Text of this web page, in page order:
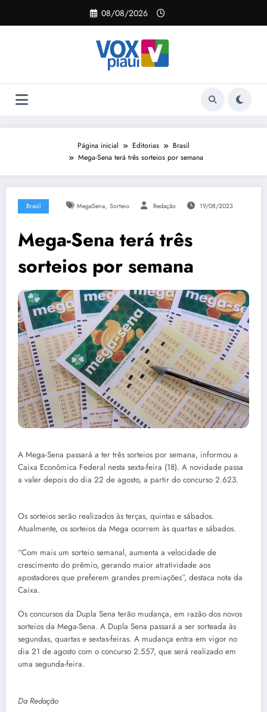
o
08/08/2026
Página inicial Editorias
Brasil
Mega-Sena terá três sorteios por semana
Brasil MegaSena, Sorteio Redação 19/08/2023
Mega-Sena terá três
sorteios por semana
A Mega-Sena passará a ter três sorteios por semana, informou a
Caixa Econômica Federal nesta sexta-feira (18). A novidade passa
a valer depois do dia 22 de agosto, a partir do concurso 2.623.
Os sorteios serão realizados às terças, quintas e sábados.
Atualmente, os sorteios da Mega ocorrem às quartas e sábados.
“Com mais um sorteio semanal, aumenta a velocidade de
crescimento do prêmio, gerando maior atratividade aos
apostadores que preferem grandes premiações”, destaca nota da
Caixa.
Os concursos da Dupla Sena terão mudança, em razão dos novos
sorteios da Mega-Sena. A Dupla Sena passará a ser sorteada às
segundas, quartas e sextas-feiras. A mudança entra em vigor no
dia 21 de agosto com o concurso 2.557, que será realizado em
uma segunda-feira.
Da Redação